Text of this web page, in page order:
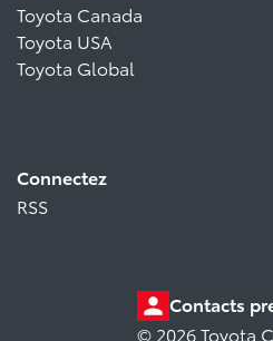
Toyota Canada
Toyota USA
Toyota Global
Connectez
RSS
Contacts
© 2026 Toyota